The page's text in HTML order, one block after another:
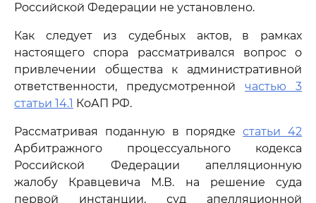
Российской Федерации не установлено.
Как следует из судебных актов, в рамках
настоящего спора рассматривался вопрос о
привлечении общества к административной
ответственности, предусмотренной частью 3
статьи 14.1 КоАП РФ.
Рассматривая поданную в порядкестатьи 42
Арбитражного процессуального кодекса
Российской Федерации апелляционную
жалобу Кравцевича М.В. на решение суда
первой инстанции, суд апелляционной